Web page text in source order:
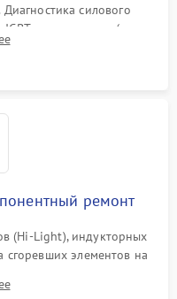
силового
транзисторов (для
контроля (для газовых
ремонт
(Hi-Light), индукторных
сгоревших элементов на
поврежденной